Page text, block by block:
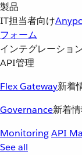
製品
IT担当者向け
フォーム
インテグレーショ
API管理
Flex Gateway新着
Governance新着
MonitoringAPI
See all